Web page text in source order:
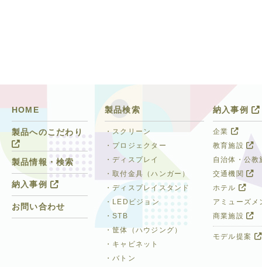
HOME
製品へのこだわり
製品情報・検索
納入事例
お問い合わせ
納入事例
企業
教育施設
自治体・公教
交通機関
ホテル
アミューズ
商業施設
モデル提案
製品検索
・スクリーン
・プロジェクター
・ディスプレイ
・取付金具（ハンガー）
・ディスプレイスタンド
・LEDビジョン
・STB
・筐体（ハウジング）
・キャビネット
・バトン